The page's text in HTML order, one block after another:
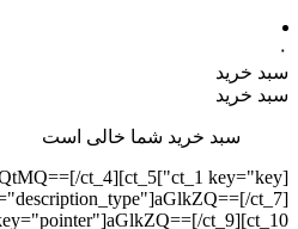
۰
سبد خرید
سبد خرید
سبد خرید شما خالی است
ct_4][ct_5
ct_7]
ct_9][ct_10